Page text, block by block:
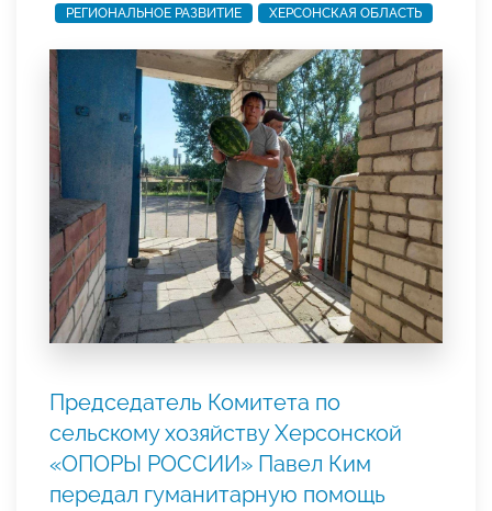
РЕГИОНАЛЬНОЕ РАЗВИТИЕ ХЕРСОНСКАЯ ОБЛАСТЬ
Председатель Комитета по
сельскому хозяйству Херсонской
«ОПОРЫ РОССИИ» Павел Ким
передал гуманитарную помощь